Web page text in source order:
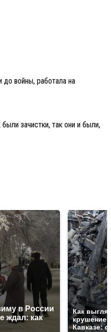
до войны, работала на
зачистки, так они и были,
в России
ждал: как
Как
крушение
Кавказе: